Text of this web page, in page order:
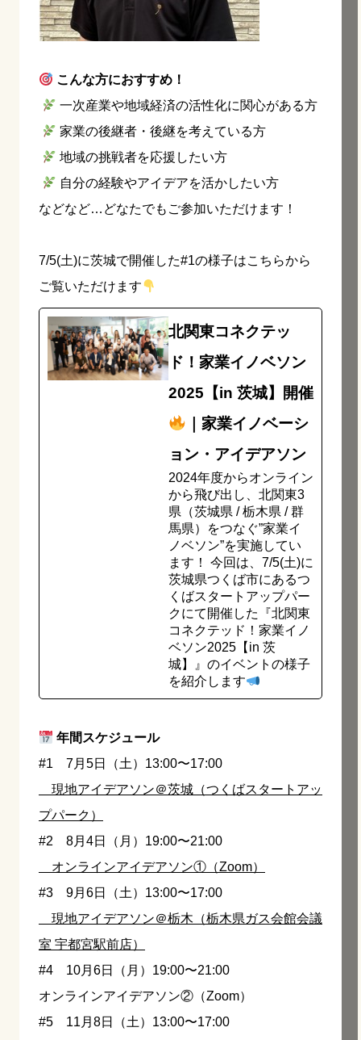
こんな方におすすめ！
一次産業や地域経済の活性化に関心がある方
家業の後継者・後継を考えている方
地域の挑戦者を応援したい方
自分の経験やアイデアを活かしたい方
などなど…どなたでもご参加いただけます！
7/5(土)に茨城で開催した#1の様子はこちらから
ご覧いただけます
北関東コネクテッ
ド！家業イノベソン
2025【in 茨城】開催
｜家業イノベーシ
ョン・アイデアソン
2024年度からオンライン
から飛び出し、北関東3
県（茨城県 / 栃木県 / 群
馬県）をつなぐ”家業イ
ノベソン”を実施してい
ます！ 今回は、7/5(土)に
茨城県つくば市にあるつ
くばスタートアップパー
クにて開催した『北関東
コネクテッド！家業イノ
ベソン2025【in 茨
城】』のイベントの様子
を紹介します
年間スケジュール
#1 7月5日（土）13:00〜17:00
現地アイデアソン＠茨城（つくばスタートアッ
プパーク）
#2 8月4日（月）19:00〜21:00
オンラインアイデアソン①（Zoom）
#3 9月6日（土）13:00〜17:00
現地アイデアソン＠栃木（栃木県ガス会館会議
室 宇都宮駅前店）
#4 10月6日（月）19:00〜21:00
オンラインアイデアソン②（Zoom）
#5 11月8日（土）13:00〜17:00